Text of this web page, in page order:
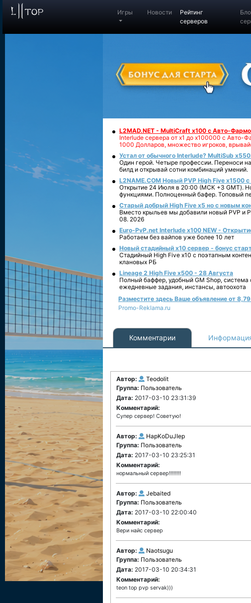
Игры Новости
Рейтинг
серверов
L2MAD.NET - MultiCraft x100 с Авто-
Interlude сервера от х1 до х100000 с
1000 Долларов, множество игроков,
Устал от обычного Interlude? MultiSub
Один герой. Четыре профессии. Переноси
билд и открывай сотни комбинаций умений.
L2NAME.COM Новый PVP High Five x1500
Открытие 24 Июля в 20:00 (МСК +3 GMT).
функциями. Полноценный бафер. Топовый
Старый добрый High Five x5 но с новым
Вместо крыльев мы добавили новый PVP и
08. 2026
Euro-PvP.net Interlude х100 NEW -
Работаем без вайпов уже более 10 лет
Новый стадийный х10 сервер - бонус
Стадийный High Five x10 с поэтапным
клановых РБ
Lineage 2 High Five x500 - 28 Августа
Полный баффер, удобный GM Shop,
ежедневные задания, инстансы, автоохота
Разместите здесь Ваше объявление от
Promo-Reklama.ru
Комментарии
Автор:
Teodolit
Группа: Пользователь
Дата: 2017-03-10 23:31:39
Комментарий:
Супер сервер! Советую!
Автор:
HapKoDuJIep
Группа: Пользователь
Дата: 2017-03-10 23:25:31
Комментарий:
нормальный сервер!!!!!!!!
Автор:
Jebaited
Группа: Пользователь
Дата: 2017-03-10 22:00:40
Комментарий:
Вери найс сервер
Автор:
Naotsugu
Группа: Пользователь
Дата: 2017-03-10 20:34:31
Комментарий:
teon top pvp servak)))